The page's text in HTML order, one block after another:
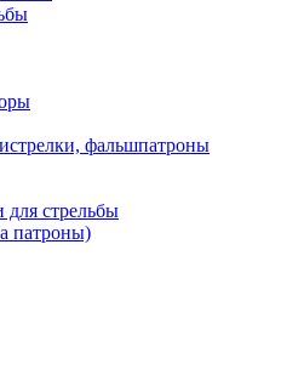
фальшпатроны
стрельбы
патроны)